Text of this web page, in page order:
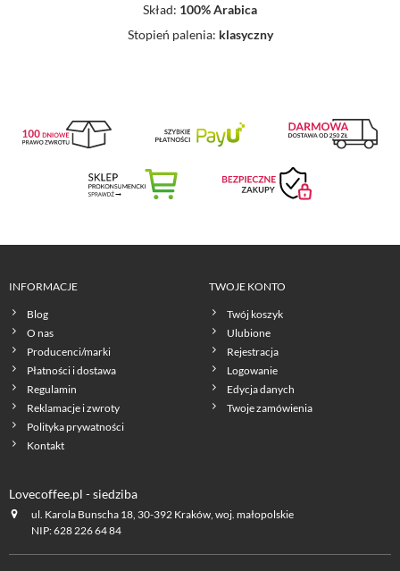
Skład: 100% Arabica
Stopień palenia: klasyczny
INFORMACJE
Blog
O nas
Producenci/marki
Płatności i dostawa
Regulamin
Reklamacje i zwroty
Polityka prywatności
Kontakt
TWOJE KONTO
Twój koszyk
Ulubione
Rejestracja
Logowanie
Edycja danych
Twoje zamówienia
Lovecoffee.pl - siedziba
ul. Karola Bunscha 18, 30-392 Kraków, woj. małopolskie
NIP: 628 226 64 84